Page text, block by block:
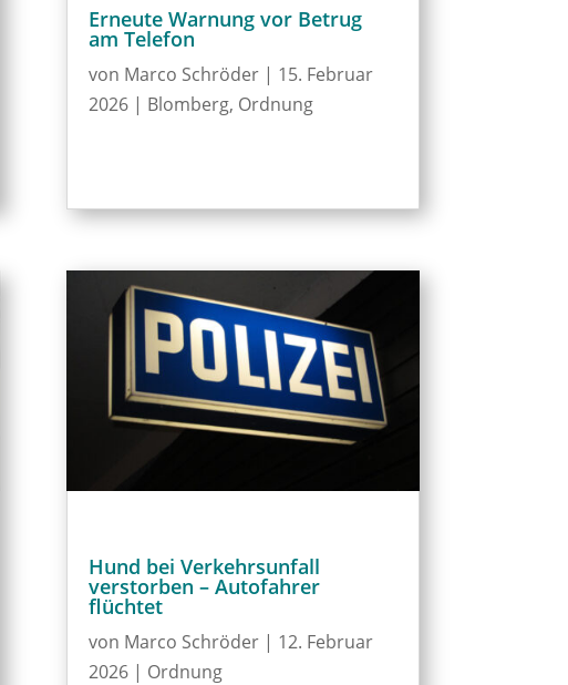
Erneute Warnung vor Betrug
am Telefon
von Marco Schröder| 15. Februar
2026| Blomberg, Ordnung
Hund bei Verkehrsunfall
verstorben – Autofahrer
flüchtet
von Marco Schröder| 12. Februar
2026| Ordnung